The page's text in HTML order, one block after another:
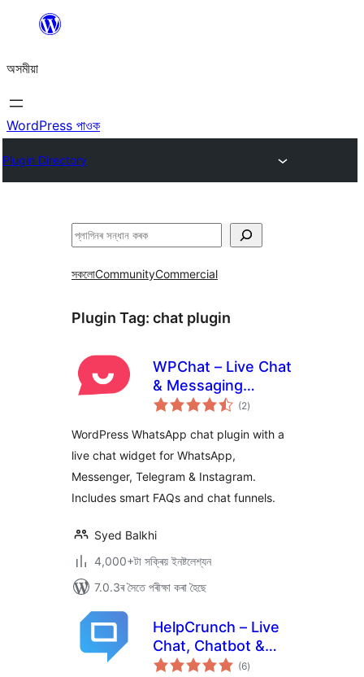
বিষয়বস্তুলৈ
যাওক
অসমীয়া
WordPress পাওক
Plugin Directory
সন্ধান
সকলোCommunityCommercial
Plugin Tag: chat plugin
WPChat – Live Chat
& Messaging
Widget for
(2টা
মুঠ)
WordPress WhatsApp chat plugin with a
live chat widget for WhatsApp,
Messenger, Telegram & Instagram.
Includes smart FAQs and chat funnels.
Syed Balkhi
4,000+টা সক্ৰিয় ইনষ্টলেশ্যন
7.0.3ৰ সৈতে পৰীক্ষা কৰা হৈছে
HelpCrunch – Live
Chat, Chatbot &
Knowledge Base
(6টা
মুঠ)